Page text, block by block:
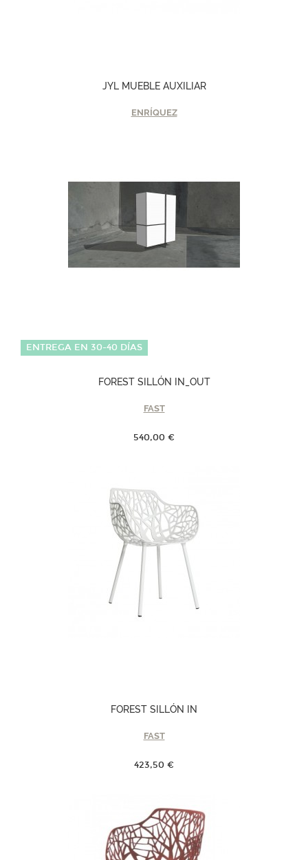
JYL MUEBLE AUXILIAR
ENRÍQUEZ
ENTREGA EN 30-40 DÍAS
FOREST SILLÓN IN_OUT
FAST
540,00 €
FOREST SILLÓN IN
FAST
423,50 €